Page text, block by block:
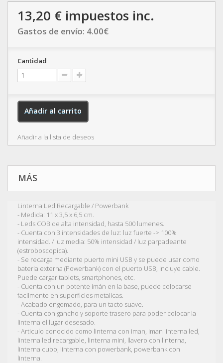
13,20 € impuestos inc.
Gastos de envío: 4.00€
Cantidad
Añadir al carrito
Añadir a la lista de deseos
MÁS
Linterna Led Recargable / Powerbank
- Medida: 11 x 3,5 x 6,5 cm.
- Leds COB de alta intensidad, hasta 500 lumenes.
- Cuenta con 3 intensidades de luz: luz fuerte -> 100%
intensidad. / luz media: 50% intensidad / luz parpadeante
(estroboscopica).
- Se recarga mediante puerto mini USB y se puede usar como
bateria externa (Powerbank) con el puerto USB, incluye cable.
Puede cargar tablets, smartphones, etc.
- Cuenta con un potente imán en la base, puede colocarse
facilmente en superficies metalicas.
- Acabado engomado, para un tacto suave.
- Cuenta con gancho y soporte trasero para poder colocar la
linterna el lugar desesado.
- Articulo conocido como linterna con iman, iman linterna led,
linterna led recargable, linterna mini, llavero con linterna,
linterna cubo, linterna con powerbank, powerbank con
linterna.